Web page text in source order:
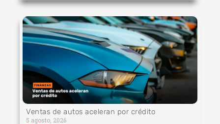
Ventas de autos aceleran por crédito
5 agosto, 2026